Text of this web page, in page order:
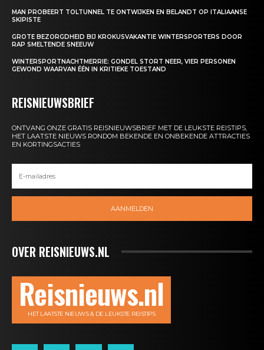
MAN PROBEERT TOLTUNNEL TE ONTWIJKEN EN BELANDT OP ITALIAANSE
SKIPISTE
GROTE BEZORGDHEID BIJ KROKUSVAKANTIE WINTERSPORTERS DOOR
RAP SMELTENDE SNEEUW
WINTERSPORTNACHTMERRIE: GONDEL STORT NEER, VIER PERSONEN
GEWOND WAARVAN ÉÉN IN KRITIEKE TOESTAND
REISNIEUWSBRIEF
ONTVANG ONZE GRATIS REISNIEUWSBRIEF MET DE LEUKSTE REISTIPS,
HET LAATSTE NIEUWS RONDOM BEKENDE EN ONBEKENDE ATTRACTIES
EN KORTINGSACTIES
AANMELDEN
OVER REISNIEUWS.NL
Reisnieuws.nl
HET LAATSTE NIEUWS & DE LEUKSTE REISTIPS